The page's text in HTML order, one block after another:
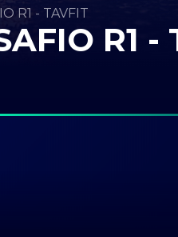
R1 - TAVFIT
R1 -